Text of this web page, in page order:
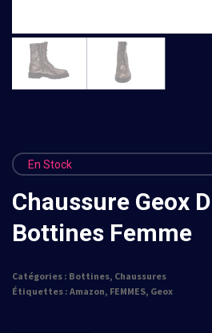
En Stock
Chaussure Geox
Bottines Femme
Catégories : Bottines, Chaussures
Étiquettes : Amazon, FEMMES, Geox